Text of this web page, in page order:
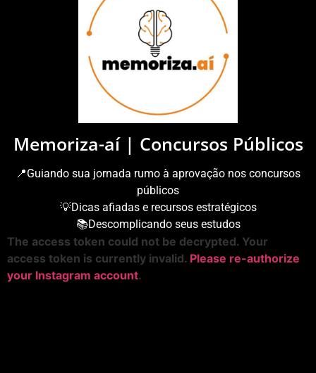
Memoriza-aí | Concursos Públicos
📍Guiando sua jornada rumo à aprovação nos concursos
públicos
💡Dicas afiadas e recursos estratégicos
📚Descomplicando seus estudos
The access token could not be decrypted. Your
access token is currently invalid. Please re-authorize
your Instagram account.